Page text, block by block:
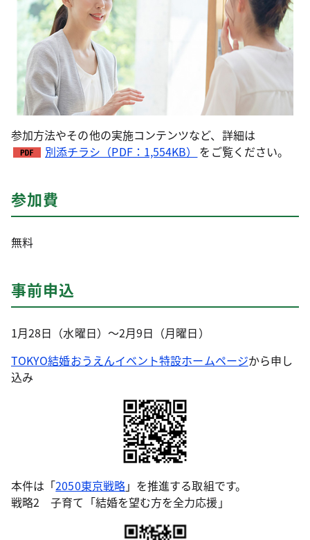
参加方法やその他の実施コンテンツなど、詳細は
別添チラシ（PDF：1,554KB）
をご覧ください。
参加費
無料
事前申込
1月28日（水曜日）～2月9日（月曜日）
TOKYO結婚おうえんイベント特設ホームページから申し
込み
本件は「2050東京戦略」を推進する取組です。
戦略2 子育て「結婚を望む方を全力応援」